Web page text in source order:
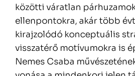
közötti váratlan
ellenpontokra, akár több
kirajzolódó konceptuális
visszatérő motívumokra is
Nemes Csaba